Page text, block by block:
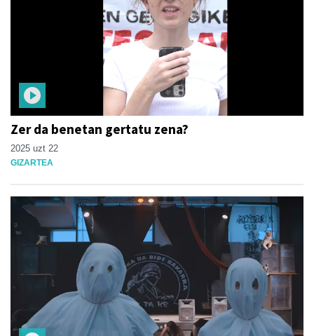
Zer da benetan gertatu zena?
2025 uzt 22
GIZARTEA